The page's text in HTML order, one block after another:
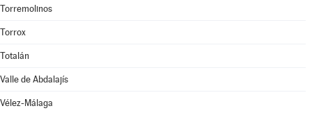
Torremolinos
Torrox
Totalán
Valle de Abdalajís
Vélez-Málaga